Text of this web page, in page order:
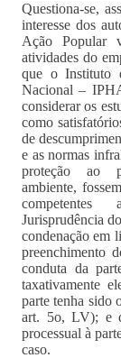
Questiona-se,
interesse dos
Ação Popular
atividades do
que o Instituto
Nacional –
considerar os
como
de
e as normas
proteção ao
ambiente,
Jurisprudência
condenação em
preenchimento
conduta da
taxativamente
parte tenha sido
art. 5o, LV); e
processual à
caso.